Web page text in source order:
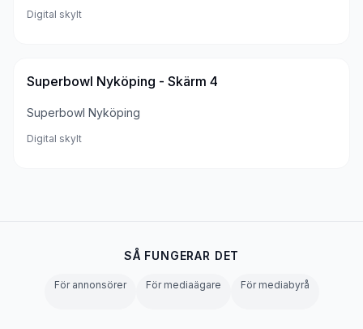
Digital skylt
Superbowl Nyköping - Skärm 4
Superbowl Nyköping
Digital skylt
SÅ FUNGERAR DET
För annonsörer För mediaägare För mediabyrå